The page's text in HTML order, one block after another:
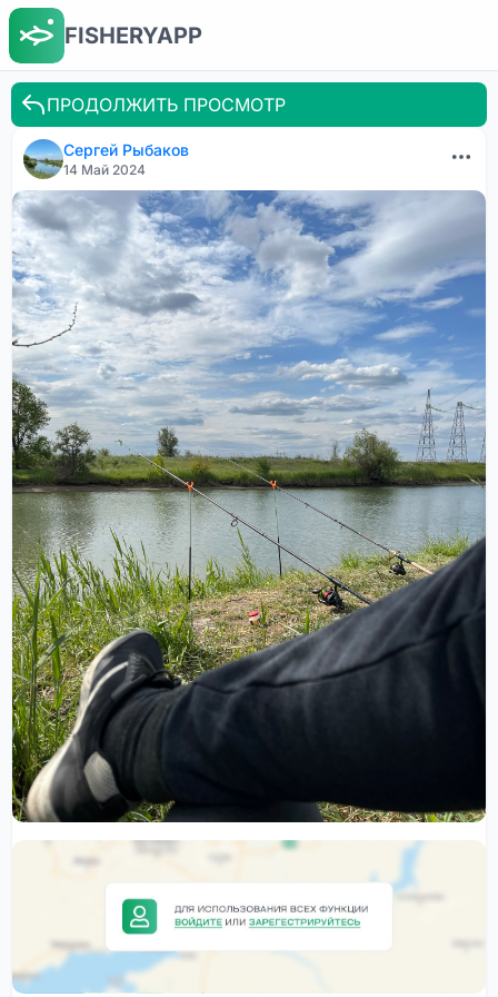
FISHERYAPP
ПРОДОЛЖИТЬ ПРОСМОТР
Сергей Рыбаков
14 Май 2024